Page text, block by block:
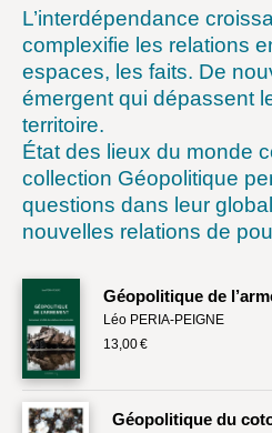
Nature et
Religions
Santé et
Livres poche
L’interdépendance
complexifie les relations
espaces, les faits. De
émergent qui dépassent
territoire.
État des lieux du monde
collection Géopolitique
questions dans leur
nouvelles relations de
Géopolitique de
Léo PERIA-PEIGNE
13,00 €
Géopolitique du